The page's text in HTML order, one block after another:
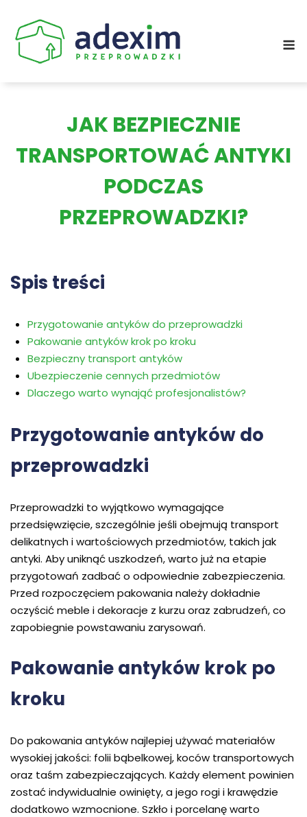
content
JAK BEZPIECZNIE
TRANSPORTOWAĆ ANTYKI
PODCZAS
PRZEPROWADZKI?
Spis treści
Przygotowanie antyków do przeprowadzki
Pakowanie antyków krok po kroku
Bezpieczny transport antyków
Ubezpieczenie cennych przedmiotów
Dlaczego warto wynająć profesjonalistów?
Przygotowanie antyków do
przeprowadzki
Przeprowadzki to wyjątkowo wymagające
przedsięwzięcie, szczególnie jeśli obejmują transport
delikatnych i wartościowych przedmiotów, takich jak
antyki. Aby uniknąć uszkodzeń, warto już na etapie
przygotowań zadbać o odpowiednie zabezpieczenia.
Przed rozpoczęciem pakowania należy dokładnie
oczyścić meble i dekoracje z kurzu oraz zabrudzeń, co
zapobiegnie powstawaniu zarysowań.
Pakowanie antyków krok po
kroku
Do pakowania antyków najlepiej używać materiałów
wysokiej jakości: folii bąbelkowej, koców transportowych
oraz taśm zabezpieczających. Każdy element powinien
zostać indywidualnie owinięty, a jego rogi i krawędzie
dodatkowo wzmocnione. Szkło i porcelanę warto